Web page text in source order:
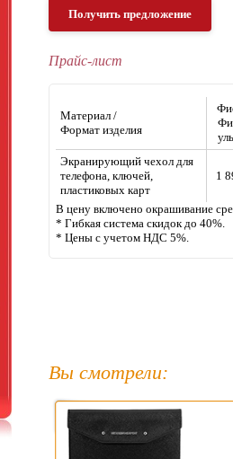
Получить предложение
Прайс-лист
Материал /
Формат изделия
Экранирующий чехол для
телефона, ключей,
пластиковых карт
1
В цену включено окрашивание
* Гибкая система скидок до 40%.
* Цены с учетом НДС 5%.
Вы смотрели: